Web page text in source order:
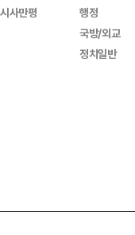
시사만평
행정
국방/외교
정치일반